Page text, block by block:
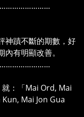
神蹟不斷的期數，好
有明顯改善。
：「Mai Ord, Mai
Mai Jon Gua